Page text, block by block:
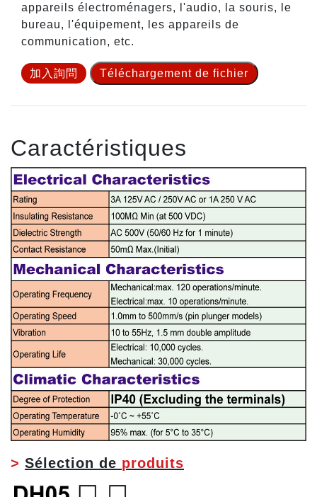
appareils électroménagers, l'audio, la souris, le
bureau, l'équipement, les appareils de
communication, etc.
加入詢問 Téléchargement de fichier
Caractéristiques
> Sélection de produits